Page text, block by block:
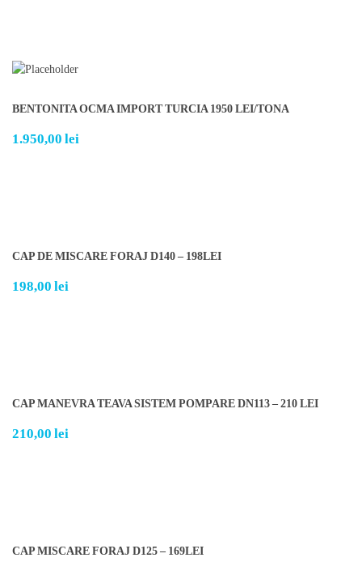
BENTONITA OCMA IMPORT TURCIA 1950 LEI/TONA
1.950,00 lei
CAP DE MISCARE FORAJ D140 – 198LEI
198,00 lei
CAP MANEVRA TEAVA SISTEM POMPARE DN113 – 210 LEI
210,00 lei
CAP MISCARE FORAJ D125 – 169LEI